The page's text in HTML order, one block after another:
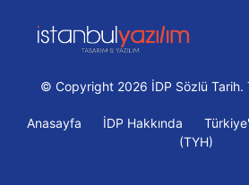
© Copyright 2026 İDP Sözlü Tarih.
Anasayfa İDP Hakkında
(TYH)